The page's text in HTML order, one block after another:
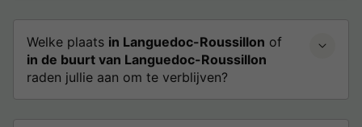
Welke plaats in Languedoc-Roussillon of
in de buurt van Languedoc-Roussillon
raden jullie aan om te verblijven?